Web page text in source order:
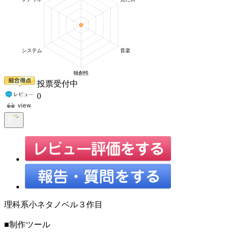
投票受付中
0
理科系小ネタノベル３作目
■制作ツール